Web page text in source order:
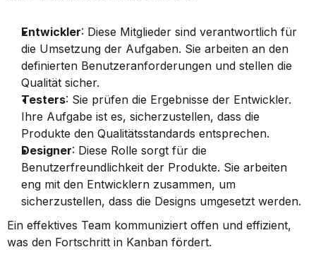
Entwickler: Diese Mitglieder sind verantwortlich für
die Umsetzung der Aufgaben. Sie arbeiten an den
definierten Benutzeranforderungen und stellen die
Qualität sicher.
Testers: Sie prüfen die Ergebnisse der Entwickler.
Ihre Aufgabe ist es, sicherzustellen, dass die
Produkte den Qualitätsstandards entsprechen.
Designer: Diese Rolle sorgt für die
Benutzerfreundlichkeit der Produkte. Sie arbeiten
eng mit den Entwicklern zusammen, um
sicherzustellen, dass die Designs umgesetzt werden.
Ein effektives Team kommuniziert offen und effizient,
was den Fortschritt in Kanban fördert.